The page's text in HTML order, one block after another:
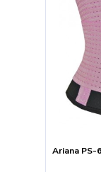
Ariana PS-